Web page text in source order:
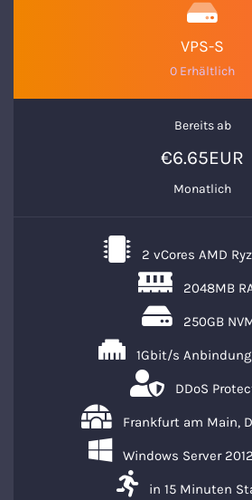
VPS-S
0 Erhältlich
Bereits ab
€6.65EUR
Monatlich
2 vCores AMD
2048MB
250GB
1Gbit/s
DDoS
Frankfurt am Main,
Windows Server
in 15 Minuten